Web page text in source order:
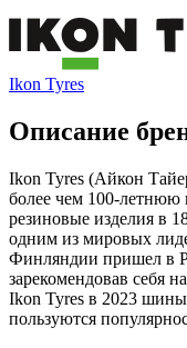
Ikon Tyres
Описание
Ikon Tyres (Айкон
более чем 100-летнюю
резиновые изделия в
одним из мировых
Финляндии пришел в
зарекомендовав себя
Ikon Tyres в 2023 шины
пользуются